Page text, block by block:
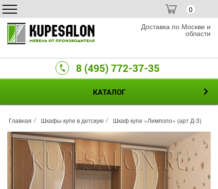
0
Доставка по Москве и
области
8 (495) 772-37-35
КАТАЛОГ
Главная Шкафы-купе в детскую Шкаф купе «Лимпопо» (арт Д-3)